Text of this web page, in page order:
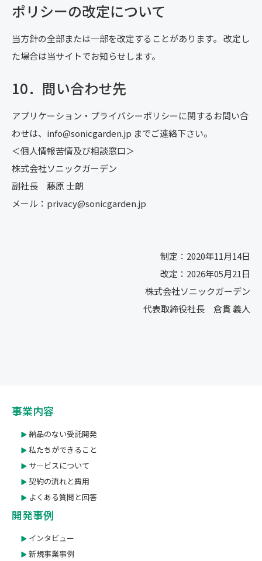
ポリシーの改定について
当方針の全部または一部を改定することがあります。 改定し
た場合は当サイトでお知らせします。
10．問い合わせ先
アプリケーション・プライバシーポリシーに関するお問い合
わせは、info@sonicgarden.jp までご連絡下さい。
＜個人情報苦情及び相談窓口＞
株式会社ソニックガーデン
副社長 藤原 士朗
メール：privacy@sonicgarden.jp
制定：2020年11月14日
改定：2026年05月21日
株式会社ソニックガーデン
代表取締役社長 倉貫 義人
事業内容
納品のない受託開発
私たちができること
サービスについて
契約の流れと費用
よくある質問と回答
開発事例
インタビュー
新規事業事例